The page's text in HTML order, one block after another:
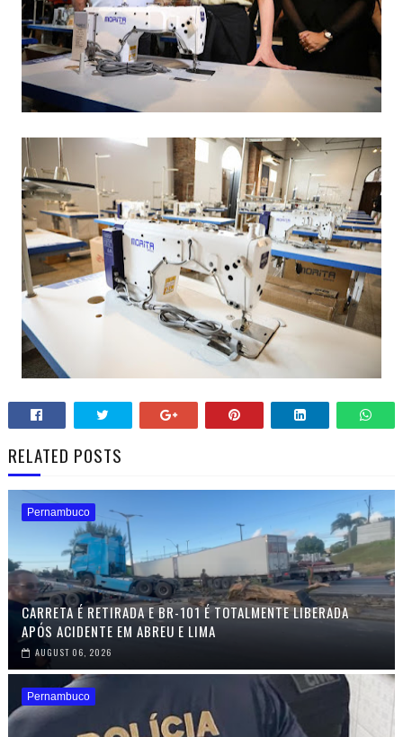
RELATED POSTS
Pernambuco
CARRETA É RETIRADA E BR-101 É TOTALMENTE LIBERADA
APÓS ACIDENTE EM ABREU E LIMA
AUGUST 06, 2026
Pernambuco